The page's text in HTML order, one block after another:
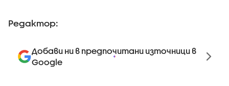
Редактор:
Добави ни в предпочитани източници в
Google